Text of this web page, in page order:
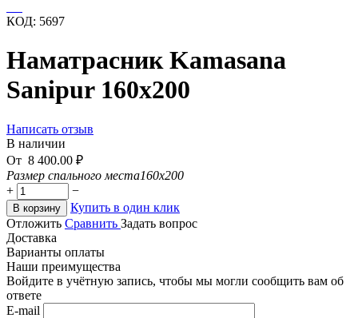
КОД: 5697
Наматрасник Kamasana
Sanipur 160x200
Написать отзыв
В наличии
От 8 400.00 ₽
Размер спального места160x200
+
−
В корзину
Купить в один клик
Отложить Сравнить Задать вопрос
Доставка
Варианты оплаты
Наши преимущества
Войдите в учётную запись, чтобы мы могли сообщить вам об
ответе
E-mail